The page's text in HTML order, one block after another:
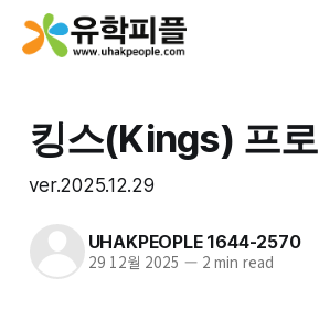
킹스(Kings) 프
ver.2025.12.29
UHAKPEOPLE 1644-2570
29 12월 2025 —2 min read